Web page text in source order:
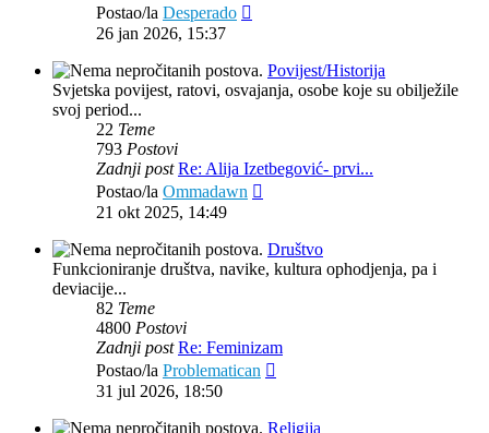
Postao/la Desperado
26 jan 2026, 15:37
Povijest/Historija
Svjetska povijest, ratovi, osvajanja, osobe koje su obilježile
svoj period...
22 Teme
793 Postovi
Zadnji post Re: Alija Izetbegović- prvi...
Postao/la Ommadawn
21 okt 2025, 14:49
Društvo
Funkcioniranje društva, navike, kultura ophodjenja, pa i
deviacije...
82 Teme
4800 Postovi
Zadnji post Re: Feminizam
Postao/la Problematican
31 jul 2026, 18:50
Religija